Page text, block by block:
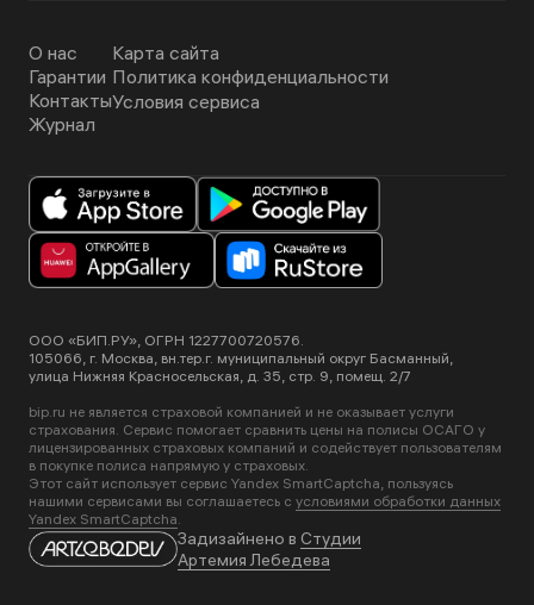
О нас
Гарантии
Контакты
Журнал
Карта сайта
Политика конфиденциальности
Условия сервиса
ООО «БИП.РУ», ОГРН 1227700720576.
105066, г. Москва, вн.тер.г. муниципальный округ Басманный,
улица Нижняя Красносельская, д. 35, стр. 9, помещ. 2/7
bip.ru не является страховой компанией и не оказывает услуги
страхования. Сервис помогает сравнить цены на полисы ОСАГО у
лицензированных страховых компаний и содействует пользователям
в покупке полиса напрямую у страховых.
Этот сайт использует сервис Yandex SmartCaptcha, пользуясь
нашими сервисами вы соглашаетесь с условиями обработки данных
Yandex SmartCaptcha.
Задизайнено в Студии
Артемия Лебедева